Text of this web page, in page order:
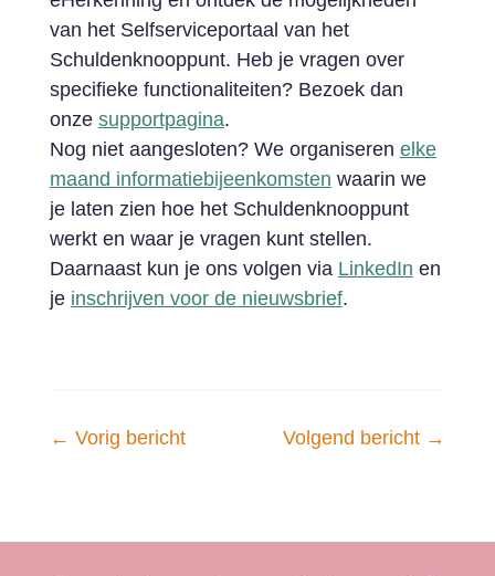
van het Selfserviceportaal van het
Schuldenknooppunt. Heb je vragen over
specifieke functionaliteiten? Bezoek dan
onze supportpagina.
Nog niet aangesloten? We organiseren elke
maand informatiebijeenkomsten waarin we
je laten zien hoe het Schuldenknooppunt
werkt en waar je vragen kunt stellen.
Daarnaast kun je ons volgen via LinkedIn en
je inschrijven voor de nieuwsbrief.
← Vorig bericht Volgend bericht →